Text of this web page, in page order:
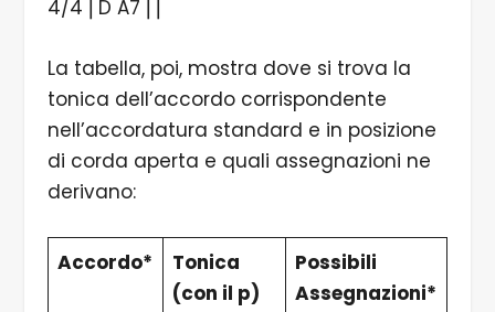
4/4 ⎜D A7 ⎜⎜
La tabella, poi, mostra dove si trova la
tonica dell’accordo corrispondente
nell’accordatura standard e in posizione
di corda aperta e quali assegnazioni ne
derivano:
Accordo*
Tonica
(con il p)
Possibili
Assegnazioni*